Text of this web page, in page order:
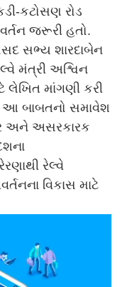
કટોસણ રોડ
જરૂરી હતો.
સભ્ય શારદાબેન
મંત્રી અશ્વિન
લેખિત માંગણી કરી
આ બાબતનો સમાવેશ
અને અસરકારક
રેલ્વે
વિકાસ માટે